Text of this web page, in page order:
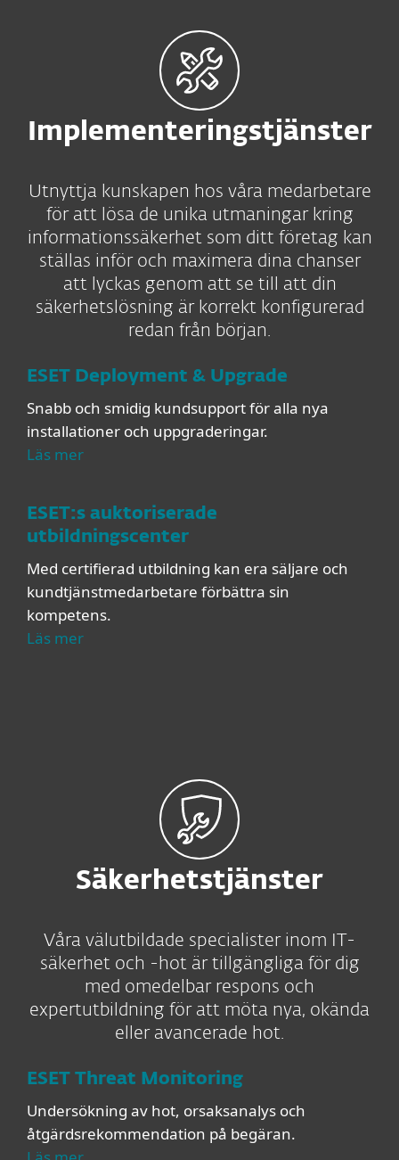
Implementeringstjänster
Utnyttja kunskapen hos våra medarbetare
för att lösa de unika utmaningar kring
informationssäkerhet som ditt företag kan
ställas inför och maximera dina chanser
att lyckas genom att se till att din
säkerhetslösning är korrekt konfigurerad
redan från början.
ESET Deployment & Upgrade
Snabb och smidig kundsupport för alla nya
installationer och uppgraderingar.
Läs mer
ESET:s auktoriserade
utbildningscenter
Med certifierad utbildning kan era säljare och
kundtjänstmedarbetare förbättra sin
kompetens.
Läs mer
Säkerhetstjänster
Våra välutbildade specialister inom IT-
säkerhet och -hot är tillgängliga för dig
med omedelbar respons och
expertutbildning för att möta nya, okända
eller avancerade hot.
ESET Threat Monitoring
Undersökning av hot, orsaksanalys och
åtgärdsrekommendation på begäran.